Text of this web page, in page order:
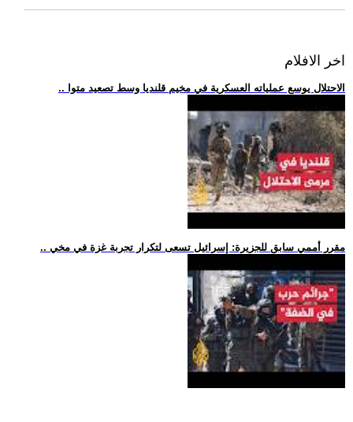
اخر الافلام
.. الاحتلال يوسع عملياته العسكرية في مخيم قلنديا وسط تصعيد متوا
.. مقرر أممي سابق للجزيرة: إسرائيل تسعى لتكرار تجربة غزة في مخي